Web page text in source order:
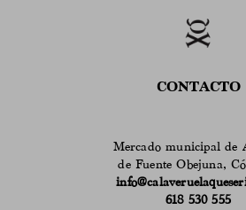
CONTACTO
Mercado municipal de
de Fuente Obejuna,
618 530 555